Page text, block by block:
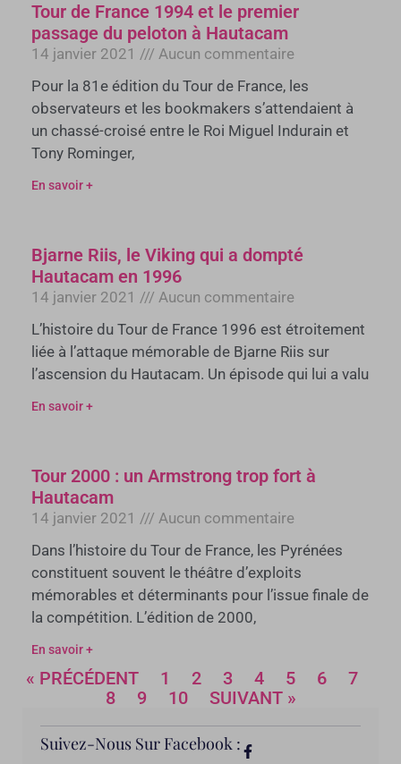
Tour de France 1994 et le premier
passage du peloton à Hautacam
14 janvier 2021
Aucun commentaire
Pour la 81e édition du Tour de France, les
observateurs et les bookmakers s’attendaient à
un chassé-croisé entre le Roi Miguel Indurain et
Tony Rominger,
En savoir +
Bjarne Riis, le Viking qui a dompté
Hautacam en 1996
14 janvier 2021
Aucun commentaire
L’histoire du Tour de France 1996 est étroitement
liée à l’attaque mémorable de Bjarne Riis sur
l’ascension du Hautacam. Un épisode qui lui a valu
En savoir +
Tour 2000 : un Armstrong trop fort à
Hautacam
14 janvier 2021
Aucun commentaire
Dans l’histoire du Tour de France, les Pyrénées
constituent souvent le théâtre d’exploits
mémorables et déterminants pour l’issue finale de
la compétition. L’édition de 2000,
En savoir +
« PRÉCÉDENT 1 2 3 4 5 6
7
8
9 10 SUIVANT »
Suivez-Nous Sur Facebook :